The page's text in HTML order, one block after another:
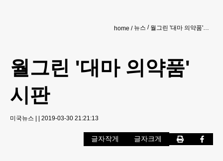
home 뉴스 월그린 '대마 의약품' 시판
월그린 '대마 의약품'
시판
미국뉴스 | | 2019-03-30 21:21:13
글자작게 글자크게